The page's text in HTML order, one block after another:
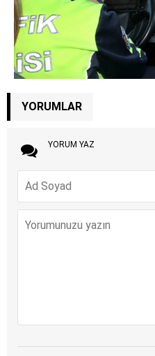
YORUMLAR
YORUM YAZ